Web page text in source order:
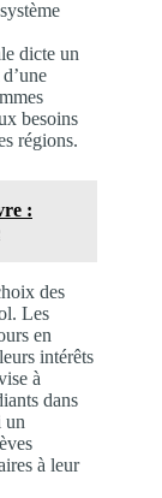
dicte un
besoins
régions.
:
des
Les
en
intérêts
à
dans
un
à leur